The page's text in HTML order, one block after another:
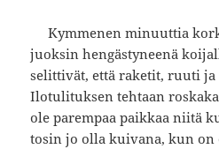
Kymmenen minuuttia
juoksin hengästyneenä
selittivät, että raketit, ruuti
Ilotulituksen tehtaan
ole parempaa paikkaa niitä
tosin jo olla kuivana, kun